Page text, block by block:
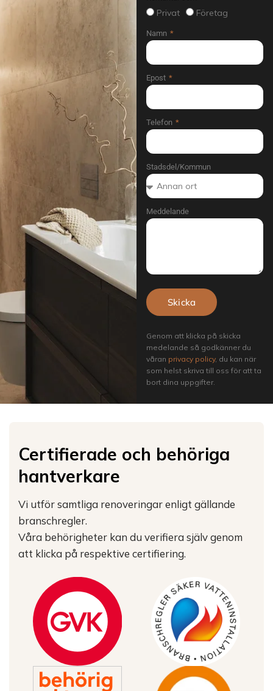
Privat Företag
Namn
Epost
Telefon
Stadsdel/Kommun
Meddelande
Skicka
Genom att klicka på skicka
medelande så godkänner du
våran privacy policy, du kan när
som helst skriva till oss för att ta
bort dina uppgifter.
Certifierade och behöriga
hantverkare
Vi utför samtliga renoveringar enligt gällande
branschregler.
Våra behörigheter kan du verifiera själv genom
att klicka på respektive certifiering.